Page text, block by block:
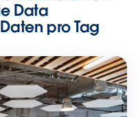
Data
pro Tag